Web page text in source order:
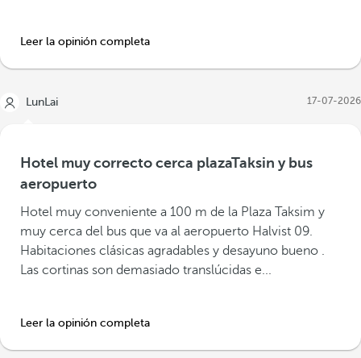
Leer la opinión completa
LunLai 17-07-2026
Hotel muy correcto cerca plazaTaksin y bus
aeropuerto
Hotel muy conveniente a 100 m de la Plaza Taksim y
muy cerca del bus que va al aeropuerto Halvist 09.
Habitaciones clásicas agradables y desayuno bueno .
Las cortinas son demasiado translúcidas e...
Leer la opinión completa